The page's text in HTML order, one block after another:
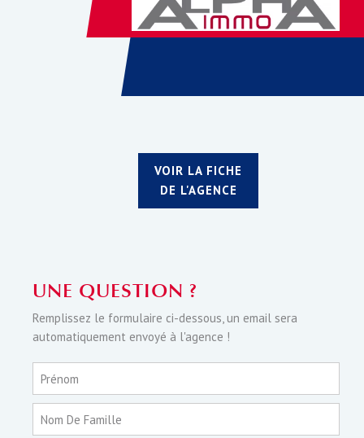
VOIR LA FICHE
DE L'AGENCE
UNE QUESTION ?
Remplissez le formulaire ci-dessous, un email sera
automatiquement envoyé à l'agence !
Prénom
Nom De Famille